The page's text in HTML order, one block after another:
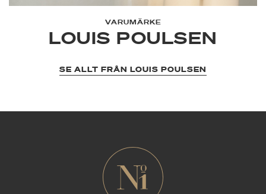
VARUMÄRKE
LOUIS POULSEN
SE ALLT FRÅN LOUIS POULSEN